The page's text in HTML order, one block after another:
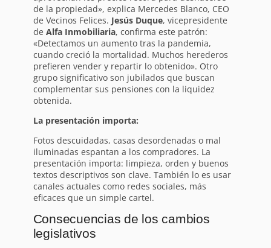
de la propiedad», explica Mercedes Blanco, CEO
de Vecinos Felices. Jesús Duque, vicepresidente
de Alfa Inmobiliaria, confirma este patrón:
«Detectamos un aumento tras la pandemia,
cuando creció la mortalidad. Muchos herederos
prefieren vender y repartir lo obtenido». Otro
grupo significativo son jubilados que buscan
complementar sus pensiones con la liquidez
obtenida.
La presentación importa:
Fotos descuidadas, casas desordenadas o mal
iluminadas espantan a los compradores. La
presentación importa: limpieza, orden y buenos
textos descriptivos son clave. También lo es usar
canales actuales como redes sociales, más
eficaces que un simple cartel.
Consecuencias de los cambios
legislativos